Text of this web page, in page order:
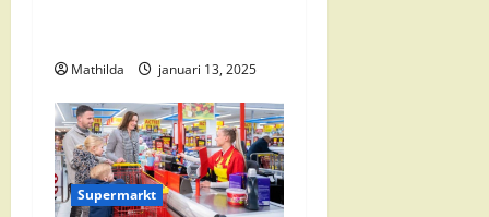
Mathilda januari 13, 2025
Supermarkt